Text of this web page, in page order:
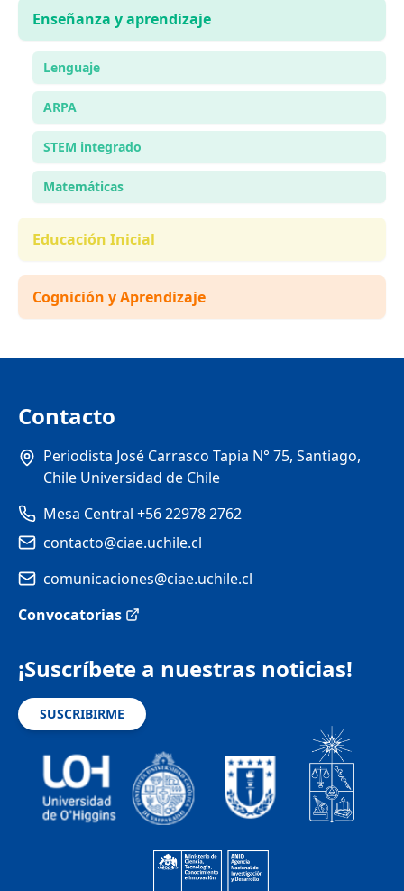
Enseñanza y aprendizaje
Lenguaje
ARPA
STEM integrado
Matemáticas
Educación Inicial
Cognición y Aprendizaje
Contacto
Periodista José Carrasco Tapia N° 75, Santiago,
Chile Universidad de Chile
Mesa Central +56 22978 2762
contacto@ciae.uchile.cl
comunicaciones@ciae.uchile.cl
Convocatorias
¡Suscríbete a nuestras noticias!
SUSCRIBIRME